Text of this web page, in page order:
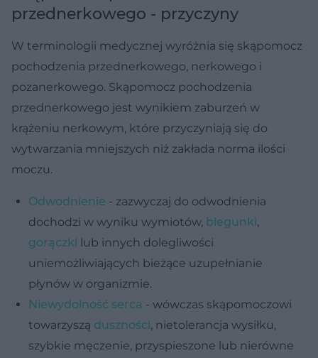
przednerkowego - przyczyny
W terminologii medycznej wyróżnia się skąpomocz
pochodzenia przednerkowego, nerkowego i
pozanerkowego. Skąpomocz pochodzenia
przednerkowego jest wynikiem zaburzeń w
krążeniu nerkowym, które przyczyniają się do
wytwarzania mniejszych niż zakłada norma ilości
mo­czu.
Odwodnienie - zazwyczaj do odwodnienia
dochodzi w wyniku wymiotów, biegunki,
gorączki lub innych dolegliwości
uniemożliwiających bieżące uzupełnianie
płynów w organizmie.
Niewydolność serca - wówczas skąpomoczowi
towarzyszą duszności, nietolerancja wysiłku,
szybkie męczenie, przyspieszone lub nierówne